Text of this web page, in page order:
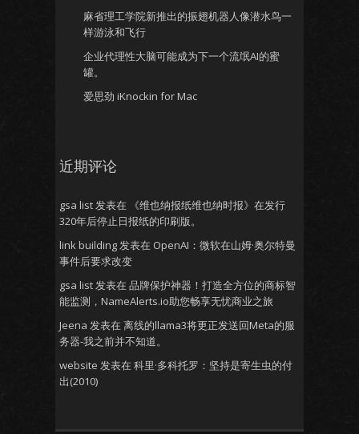
麻省理工学院新推出的振翅机器人像潜水鸟一
样游泳和飞行
企业代理性大脑可能成为下一个流氓AI的蜜
罐。
爱思劲 iKnockin for Mac
近期评论
gsa list发表在
《维也纳报纸维也纳时报》在发行
320年后停止日报纸的印刷版。
link building发表在 OpenAI：微软在山姆·奥尔特曼
事件后要求改变
gsa list发表在 品牌保护神器！打造全方位的商标智
能监测，NameAlerts.io助您畅享无忧商业之旅
Jeena 发表在 离线的llama3将更正发送回Meta的服
务器-我之前并不知道。
website 发表在 科里·多科托罗：坚持是寄生虫的付
出(2010)